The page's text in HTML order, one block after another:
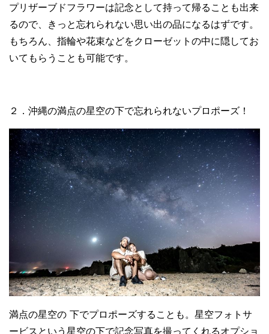
プリザーブドフラワーは記念として持って帰ることも出来
るので、きっと忘れられない思い出の品になるはずです。
もちろん、指輪や花束などをクローゼットの中に隠してお
いてもらうことも可能です。
２．沖縄の満点の星空の下で忘れられないプロポーズ！
満点の星空の 下でプロポーズすることも。星空フォトサ
ービスという星空の下で記念写真を撮ってくれるオプショ